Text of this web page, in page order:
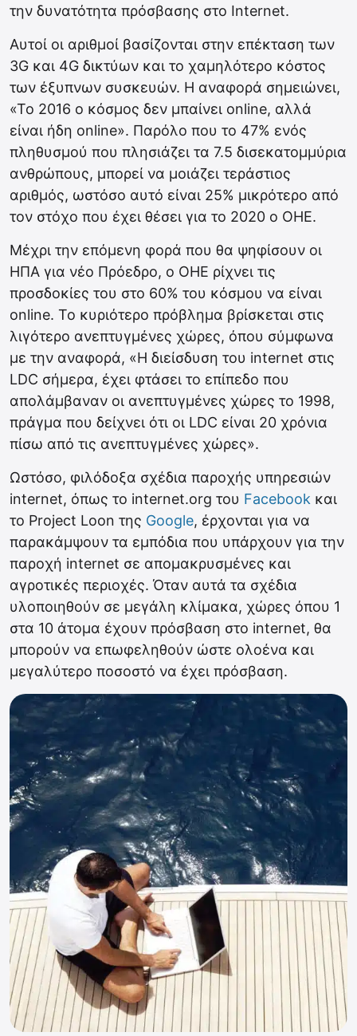
την δυνατότητα πρόσβασης στο Internet.
Αυτοί οι αριθμοί βασίζονται στην επέκταση των
3G και 4G δικτύων και το χαμηλότερο κόστος
των έξυπνων συσκευών. Η αναφορά σημειώνει,
«Το 2016 ο κόσμος δεν μπαίνει online, αλλά
είναι ήδη online». Παρόλο που το 47% ενός
πληθυσμού που πλησιάζει τα 7.5 δισεκατομμύρια
ανθρώπους, μπορεί να μοιάζει τεράστιος
αριθμός, ωστόσο αυτό είναι 25% μικρότερο από
τον στόχο που έχει θέσει για το 2020 ο OHE.
Μέχρι την επόμενη φορά που θα ψηφίσουν οι
ΗΠΑ για νέο Πρόεδρο, ο ΟΗΕ ρίχνει τις
προσδοκίες του στο 60% του κόσμου να είναι
online. Το κυριότερο πρόβλημα βρίσκεται στις
λιγότερο ανεπτυγμένες χώρες, όπου σύμφωνα
με την αναφορά, «Η διείσδυση του internet στις
LDC σήμερα, έχει φτάσει το επίπεδο που
απολάμβαναν οι ανεπτυγμένες χώρες το 1998,
πράγμα που δείχνει ότι οι LDC είναι 20 χρόνια
πίσω από τις ανεπτυγμένες χώρες».
Ωστόσο, φιλόδοξα σχέδια παροχής υπηρεσιών
internet, όπως το internet.org του Facebook και
το Project Loon της Google, έρχονται για να
παρακάμψουν τα εμπόδια που υπάρχουν για την
παροχή internet σε απομακρυσμένες και
αγροτικές περιοχές. Όταν αυτά τα σχέδια
υλοποιηθούν σε μεγάλη κλίμακα, χώρες όπου 1
στα 10 άτομα έχουν πρόσβαση στο internet, θα
μπορούν να επωφεληθούν ώστε ολοένα και
μεγαλύτερο ποσοστό να έχει πρόσβαση.